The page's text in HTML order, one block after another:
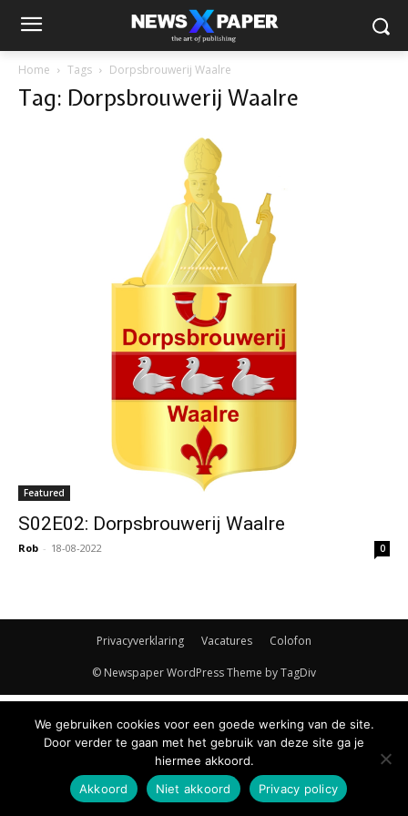
Home Tags Dorpsbrouwerij Waalre
Tag: Dorpsbrouwerij Waalre
Featured
S02E02: Dorpsbrouwerij Waalre
Rob - 18-08-2022 0
Privacyverklaring Vacatures Colofon
© Newspaper WordPress Theme by TagDiv
We gebruiken cookies voor een goede werking van de site.
Door verder te gaan met het gebruik van deze site ga je
hiermee akkoord.
Akkoord
Niet akkoord Privacy policy